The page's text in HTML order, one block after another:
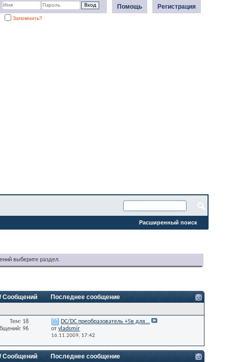
Регистрация
Помощь
Запомнить?
Расширенный поиск
выберите раздел.
Сообщений
Последнее сообщение
Тем: 18
96
DC/DC преобразователь +5в для...
отvladsmir
16.11.2009, 17:42
Сообщений
Последнее сообщение